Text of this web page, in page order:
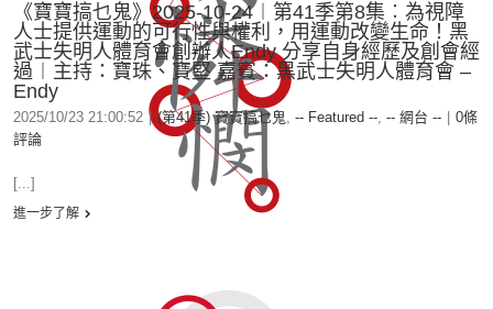
《寶寶搞乜鬼》2025-10-24︱第41季第8集︰為視障
人士提供運動的可行性與權利，用運動改變生命！黑
武士失明人體育會創辦人Endy 分享自身經歷及創會經
過︱主持：寶珠、寶堅 嘉賓：黑武士失明人體育會 –
Endy
2025/10/23 21:00:52 | (第41季) 寶寶搞乜鬼, -- Featured --, -- 網台 --
0條
評論
[...]
進一步了解